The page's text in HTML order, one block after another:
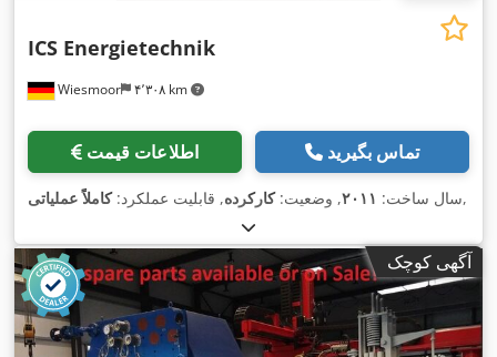
Wiesmoor ۴٬۳۰۸ km
ICS Energietechnik
اطلاعات قیمت تماس بگیرید
سال ساخت: ۲۰۱۱, وضعیت:کارکرده, قابلیت عملکرد:کاملاً عملیاتی ,
آگهی کوچک